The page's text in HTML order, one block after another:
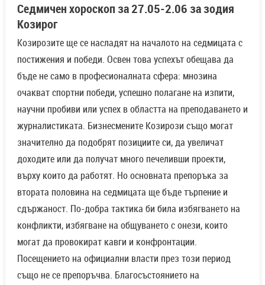
Седмичен хороскоп за 27.05-2.06 за зодия
Козирог
Козирозите ще се насладят на началото на седмицата с
постижения и победи. Освен това успехът обещава да
бъде не само в професионалната сфера: мнозина
очакват спортни победи, успешно полагане на изпити,
научни пробиви или успех в областта на преподаването и
журналистиката. Бизнесмените Козирози също могат
значително да подобрят позициите си, да увеличат
доходите или да получат много печеливши проекти,
върху които да работят. Но основната препоръка за
втората половина на седмицата ще бъде търпение и
сдържаност. По-добра тактика би била избягването на
конфликти, избягване на общуването с онези, които
могат да провокират кавги и конфронтации.
Посещението на официални власти през този период
също не се препоръчва. Благосъстоянието на